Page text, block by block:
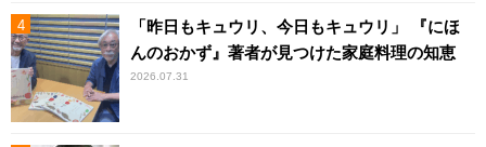
「昨日もキュウリ、今日もキュウリ」 『にほ
んのおかず』著者が見つけた家庭料理の知恵
2026.07.31